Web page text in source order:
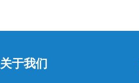
关于我们